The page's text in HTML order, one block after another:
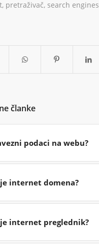
, pretraživač, search engines
članke
podaci na webu?
internet domena?
internet preglednik?